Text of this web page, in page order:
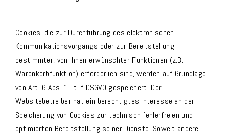
Cookies, die zur Durchführung des elektronischen
Kommunikationsvorgangs oder zur Bereitstellung
bestimmter, von Ihnen erwünschter Funktionen (z.B.
Warenkorbfunktion) erforderlich sind, werden auf Grundlage
von Art. 6 Abs. 1 lit. f DSGVO gespeichert. Der
Websitebetreiber hat ein berechtigtes Interesse an der
Speicherung von Cookies zur technisch fehlerfreien und
optimierten Bereitstellung seiner Dienste. Soweit andere